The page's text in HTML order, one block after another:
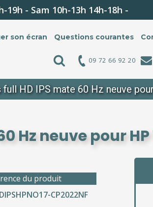
- Sam 10h-13h 14h-18h -
son écran Questions courantes
09 72 66 92 20
HD IPS mate 60 Hz neuve
Hz neuve pour HP
du produit
CP2022NF